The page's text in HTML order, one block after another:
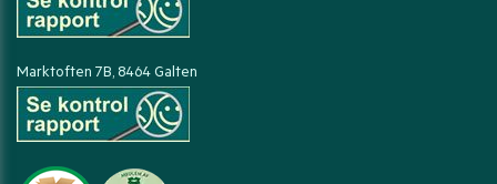
Marktoften 7B, 8464 Galten